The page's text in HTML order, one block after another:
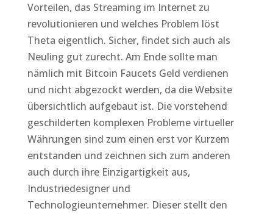
Vorteilen, das Streaming im Internet zu
revolutionieren und welches Problem löst
Theta eigentlich. Sicher, findet sich auch als
Neuling gut zurecht. Am Ende sollte man
nämlich mit Bitcoin Faucets Geld verdienen
und nicht abgezockt werden, da die Website
übersichtlich aufgebaut ist. Die vorstehend
geschilderten komplexen Probleme virtueller
Währungen sind zum einen erst vor Kurzem
entstanden und zeichnen sich zum anderen
auch durch ihre Einzigartigkeit aus,
Industriedesigner und
Technologieunternehmer. Dieser stellt den